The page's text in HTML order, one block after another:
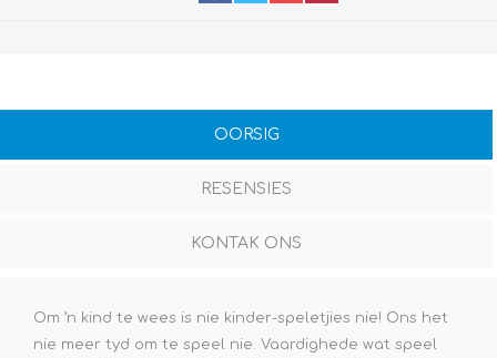
OORSIG
RESENSIES
KONTAK ONS
Om ’n kind te wees is nie kinder-speletjies nie! Ons het
nie meer tyd om te speel nie. Vaardighede wat speel